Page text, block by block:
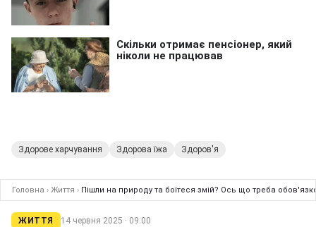
Здорове харчування Здорова їжа Здоров'я
Головна › Життя › Пішли на природу та боїтеся змій? Ось що треба
ЖИТТЯ 14 червня 2025 · 09:00